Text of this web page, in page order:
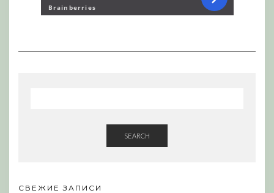
SEARCH
СВЕЖИЕ ЗАПИСИ